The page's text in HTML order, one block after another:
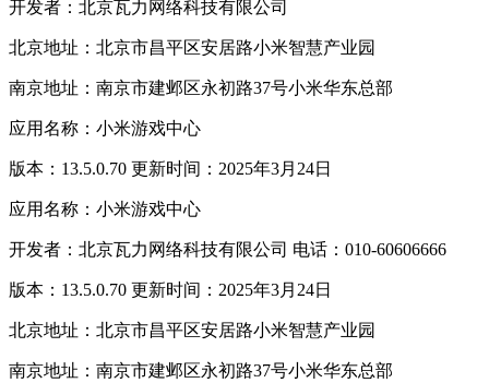
开发者：北京瓦力网络科技有限公司
北京地址：北京市昌平区安居路小米智慧产业园
南京地址：南京市建邺区永初路37号小米华东总部
应用名称：小米游戏中心
版本：13.5.0.70 更新时间：2025年3月24日
应用名称：小米游戏中心
开发者：北京瓦力网络科技有限公司 电话：010-60606666
版本：13.5.0.70 更新时间：2025年3月24日
北京地址：北京市昌平区安居路小米智慧产业园
南京地址：南京市建邺区永初路37号小米华东总部